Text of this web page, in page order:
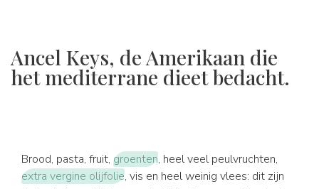
Ancel Keys, de Amerikaan die
het mediterrane dieet bedacht.
Brood, pasta, fruit, groenten, heel veel peulvruchten,
extra vergine olijfolie, vis en heel weinig vlees: dit zijn